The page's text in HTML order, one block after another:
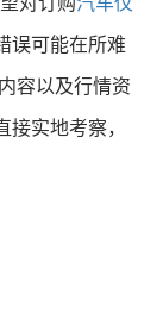
误可能在所难
容以及行情资
实地考察，